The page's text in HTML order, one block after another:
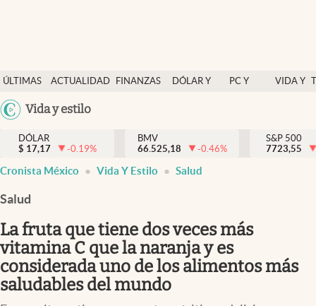
ÚLTIMAS
NOTICIAS
ACTUALIDAD
FINANZAS
DÓLAR Y
PC Y
VIDA Y
México
Vida y estilo
Actualidad
Finanzas y economía
Dólar y mercados
Pc y celular
Vida y estilo
DÓLAR
$ 17,17 -0.19%
BMV
66.525,18
-0.46%
S&P 500
7723,55
Cronista México Vida Y Estilo Salud
Salud
La fruta que tiene dos veces más
vitamina C que la naranja y es
considerada uno de los alimentos más
saludables del mundo